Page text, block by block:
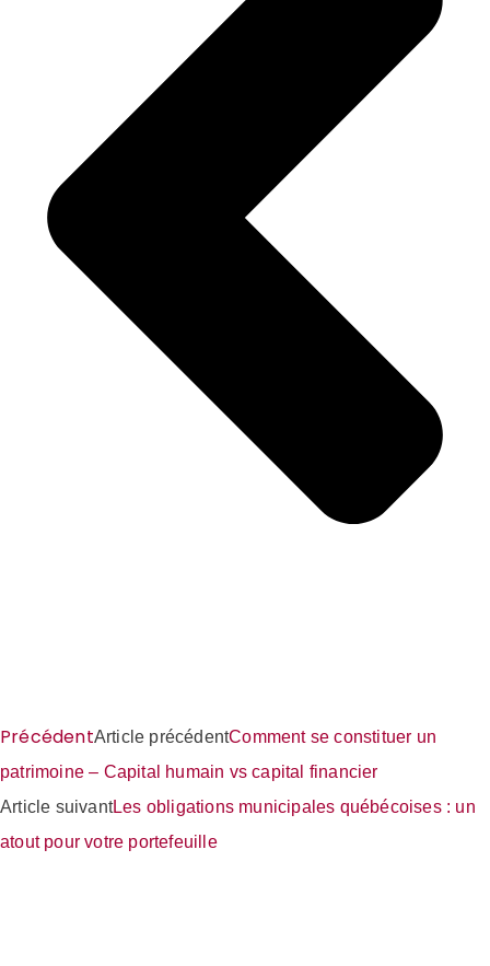
PrécédentArticle précédentComment se constituer un
patrimoine – Capital humain vs capital financier
Article suivantLes obligations municipales québécoises : un
atout pour votre portefeuille